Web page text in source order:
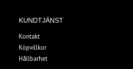
KUNDTJÄNST
Kontakt
Köpvillkor
Hållbarhet